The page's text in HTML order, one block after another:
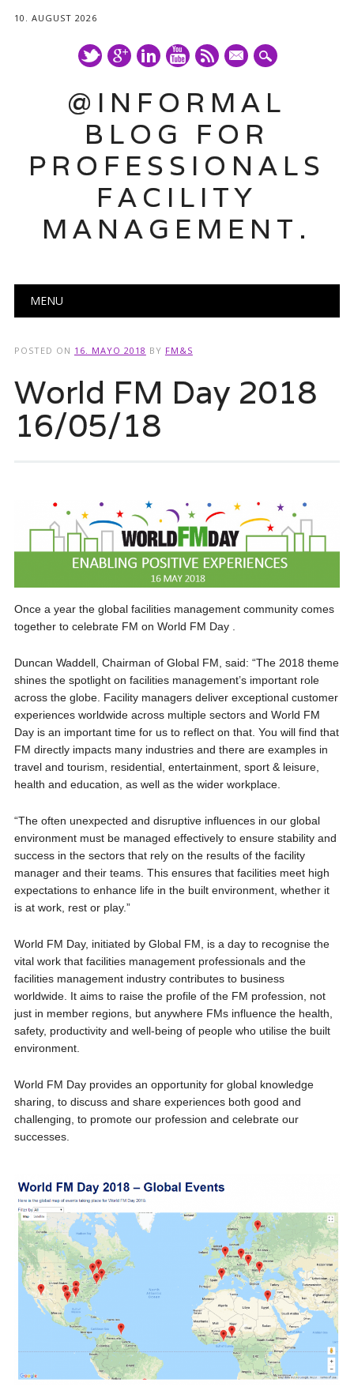
10. AUGUST 2026
mail
@INFORMAL
BLOG FOR
PROFESSIONALS
FACILITY
MANAGEMENT.
Main menu
MENU
POSTED ON 16. MAYO 2018 BY FM&S
World FM Day 2018
16/05/18
Once a year the global facilities management community comes
together to celebrate FM on World FM Day .
Duncan Waddell, Chairman of Global FM, said: “The 2018 theme
shines the spotlight on facilities management’s important role
across the globe. Facility managers deliver exceptional customer
experiences worldwide across multiple sectors and World FM
Day is an important time for us to reflect on that. You will find that
FM directly impacts many industries and there are examples in
travel and tourism, residential, entertainment, sport & leisure,
health and education, as well as the wider workplace.
“The often unexpected and disruptive influences in our global
environment must be managed effectively to ensure stability and
success in the sectors that rely on the results of the facility
manager and their teams. This ensures that facilities meet high
expectations to enhance life in the built environment, whether it
is at work, rest or play.”
World FM Day, initiated by Global FM, is a day to recognise the
vital work that facilities management professionals and the
facilities management industry contributes to business
worldwide. It aims to raise the profile of the FM profession, not
just in member regions, but anywhere FMs influence the health,
safety, productivity and well-being of people who utilise the built
environment.
World FM Day provides an opportunity for global knowledge
sharing, to discuss and share experiences both good and
challenging, to promote our profession and celebrate our
successes.